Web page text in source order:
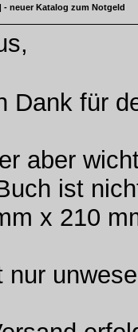
- neuer Katalog zum Notgeld
Dank für
aber
ist
x 210
nur